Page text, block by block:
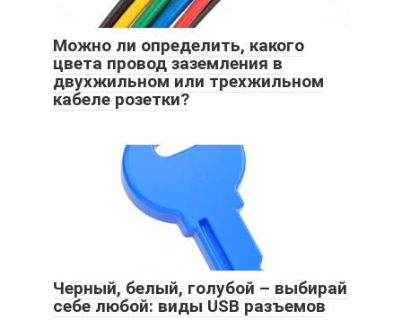
Можно ли определить, какого
цвета провод заземления в
двухжильном или трехжильном
кабеле розетки?
Черный, белый, голубой – выбирай
себе любой: виды USB разъемов